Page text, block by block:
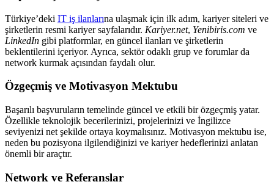
Türkiye’deki IT iş ilanlarına ulaşmak için ilk adım, kariyer siteleri ve
şirketlerin resmi kariyer sayfalarıdır. Kariyer.net, Yenibiris.com ve
LinkedIn gibi platformlar, en güncel ilanları ve şirketlerin
beklentilerini içeriyor. Ayrıca, sektör odaklı grup ve forumlar da
network kurmak açısından faydalı olur.
Özgeçmiş ve Motivasyon Mektubu
Başarılı başvuruların temelinde güncel ve etkili bir özgeçmiş yatar.
Özellikle teknolojik becerilerinizi, projelerinizi ve İngilizce
seviyenizi net şekilde ortaya koymalısınız. Motivasyon mektubu ise,
neden bu pozisyona ilgilendiğinizi ve kariyer hedeflerinizi anlatan
önemli bir araçtır.
Network ve Referanslar